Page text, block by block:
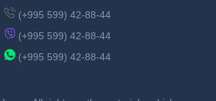
(+995 599) 42-88-44
(+995 599) 42-88-44
(+995 599) 42-88-44